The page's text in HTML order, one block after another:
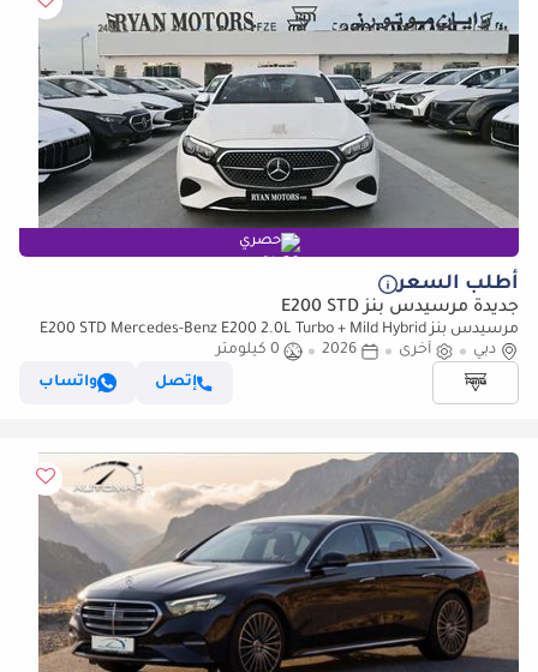
حصري
أطلب السعر
جديدة مرسيدس بنز E200 STD
مرسيدس بنز E200 STD Mercedes-Benz E200 2.0L Turbo + Mild Hybrid
Model 2026
دبي أخرى 2026
0 كيلومتر
إتصل
واتساب